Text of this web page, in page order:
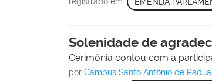
Solenidade de
Cerimônia contou com a
porCampus Santo Antônio de